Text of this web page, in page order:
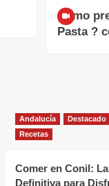
Cómo
Pasta ?
Andalucía
Destacado
Recetas
Comer en Conil:
Definitiva para